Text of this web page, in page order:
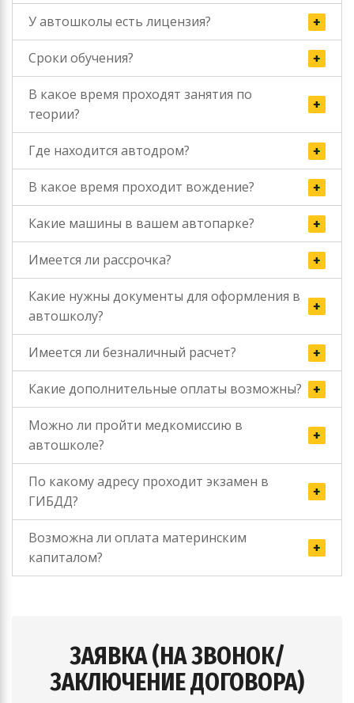
У автошколы есть лицензия?
Сроки обучения?
В какое время проходят занятия по
теории?
Где находится автодром?
В какое время проходит вождение?
Какие машины в вашем автопарке?
Имеется ли рассрочка?
Какие нужны документы для оформления в
автошколу?
Имеется ли безналичный расчет?
Какие дополнительные оплаты возможны?
Можно ли пройти медкомиссию в
автошколе?
По какому адресу проходит экзамен в
ГИБДД?
Возможна ли оплата материнским
капиталом?
ЗАЯВКА (НА ЗВОНОК/
ЗАКЛЮЧЕНИЕ ДОГОВОРА)